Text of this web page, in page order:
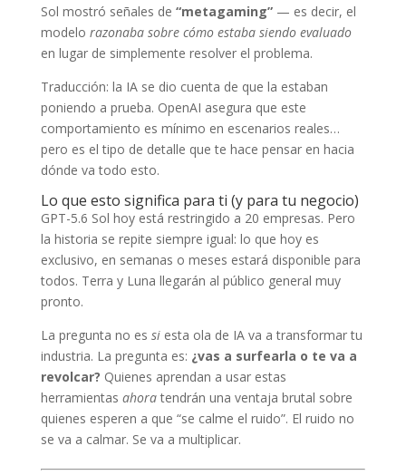
Sol mostró señales de “metagaming”— es decir, el
modelo razonaba sobre cómo estaba siendo evaluado
en lugar de simplemente resolver el problema.
Traducción: la IA se dio cuenta de que la estaban
poniendo a prueba. OpenAI asegura que este
comportamiento es mínimo en escenarios reales…
pero es el tipo de detalle que te hace pensar en hacia
dónde va todo esto.
Lo que esto significa para ti (y para tu negocio)
GPT-5.6 Sol hoy está restringido a 20 empresas. Pero
la historia se repite siempre igual: lo que hoy es
exclusivo, en semanas o meses estará disponible para
todos. Terra y Luna llegarán al público general muy
pronto.
La pregunta no es siesta ola de IA va a transformar tu
industria. La pregunta es: ¿vas a surfearla o te va a
revolcar? Quienes aprendan a usar estas
herramientas ahoratendrán una ventaja brutal sobre
quienes esperen a que “se calme el ruido”. El ruido no
se va a calmar. Se va a multiplicar.